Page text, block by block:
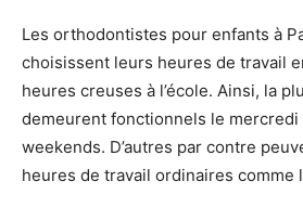
Les orthodontistes pour enfants à
choisissent leurs heures de travail
heures creuses à l’école. Ainsi, la
demeurent fonctionnels le mercredi
weekends. D’autres par contre
heures de travail ordinaires comme